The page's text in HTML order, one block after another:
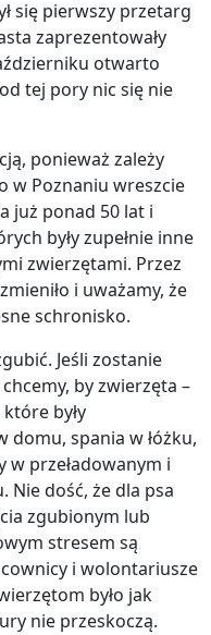
się pierwszy przetarg
zaprezentowały
otwarto
tej pory nic się nie
ponieważ zależy
w Poznaniu wreszcie
już ponad 50 lat i
były zupełnie inne
zwierzętami. Przez
i uważamy, że
schronisko.
Jeśli zostanie
by zwierzęta –
były
domu, spania w łóżku,
w przeładowanym i
dość, że dla psa
zgubionym lub
stresem są
i wolontariusze
było jak
nie przeskoczą.